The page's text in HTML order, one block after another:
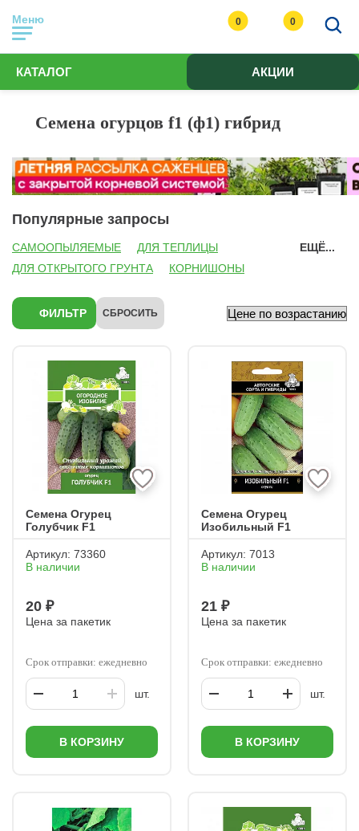
Меню 0 0
КАТАЛОГ АКЦИИ
Семена огурцов f1 (ф1) гибрид
Популярные запросы
САМООПЫЛЯЕМЫЕ
ДЛЯ ТЕПЛИЦЫ
ДЛЯ ОТКРЫТОГО ГРУНТА
КОРНИШОНЫ
УРАЛЬСКИЙ ДАЧНИК
АЭЛИТА
СЕДЕК
ПРЕСТИЖ
МАНУЛ
РУССКИЙ ОГОРОД
ДЛЯ ВЫРАЩИВАНИЯ НА ПОДОКОННИКЕ
ДЛЯ РАССАДЫ
ЗАСОЛОЧНЫЕ
ПАРТЕНОКАРПИЧЕСКИЕ
ДЛИННОПЛОДНЫЕ
ЕЩЁ...
ФИЛЬТР СБРОСИТЬ
Семена Огурец
Голубчик F1
Артикул: 73360
В наличии
20 ₽
Цена за пакетик
Срок отправки: ежедневно
шт.
В КОРЗИНУ
Семена Огурец
Изобильный F1
Артикул: 7013
В наличии
21 ₽
Цена за пакетик
Срок отправки: ежедневно
шт.
В КОРЗИНУ